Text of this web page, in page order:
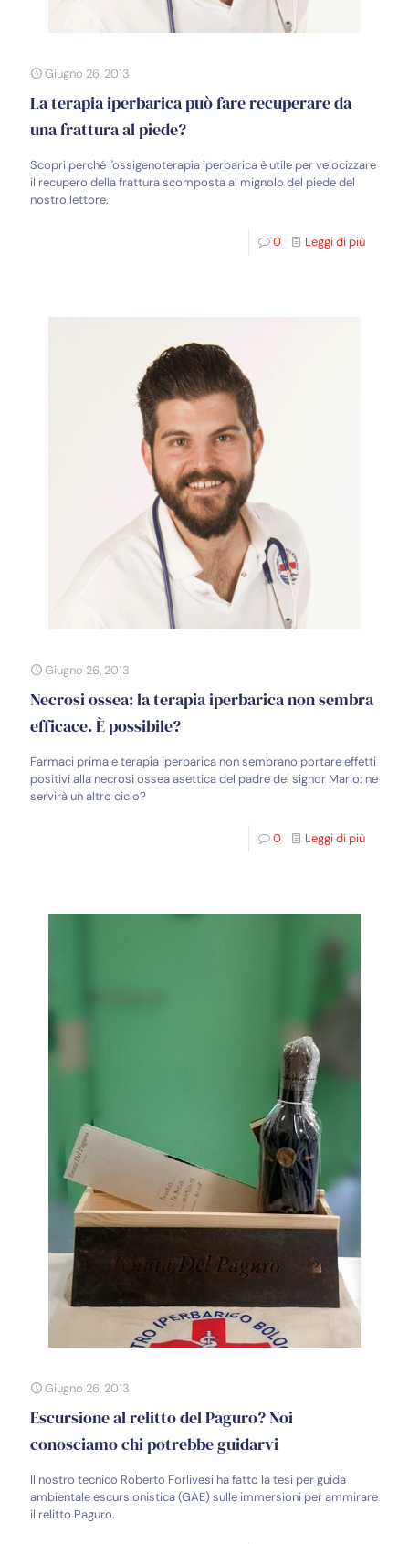
Giugno 26, 2013
La terapia iperbarica può fare recuperare da
una frattura al piede?
Scopri perché l'ossigenoterapia iperbarica è utile per velocizzare
il recupero della frattura scomposta al mignolo del piede del
nostro lettore.
0 Leggi di più
Giugno 26, 2013
Necrosi ossea: la terapia iperbarica non sembra
efficace. È possibile?
Farmaci prima e terapia iperbarica non sembrano portare effetti
positivi alla necrosi ossea asettica del padre del signor Mario: ne
servirà un altro ciclo?
0 Leggi di più
Giugno 26, 2013
Escursione al relitto del Paguro? Noi
conosciamo chi potrebbe guidarvi
Il nostro tecnico Roberto Forlivesi ha fatto la tesi per guida
ambientale escursionistica (GAE) sulle immersioni per ammirare
il relitto Paguro.